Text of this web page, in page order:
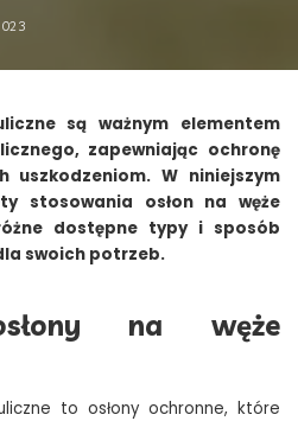
są ważnym elementem
zapewniając ochronę
uszkodzeniom. W niniejszym
stosowania osłon na węże
dostępne typy i sposób
swoich potrzeb.
na węże
to osłony ochronne, które